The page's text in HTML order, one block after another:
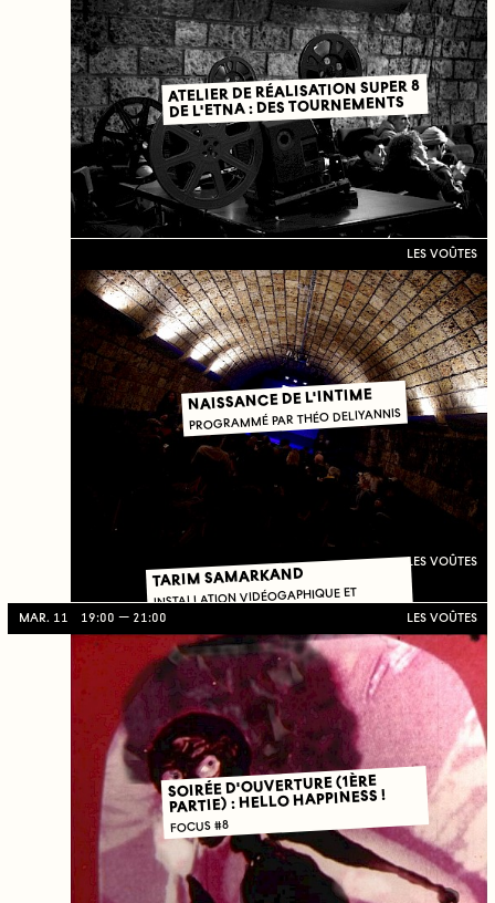
ATELIER DE RÉALISATION SUPER 8
DE L'ETNA : DES TOURNEMENTS
LES VOÛTES
NAISSANCE DE L'INTIME
PROGRAMMÉ PAR THÉO DELIYANNIS
LES VOÛTES
TARIM SAMARKAND
INSTALLATION VIDÉOGAPHIQUE ET
PHOTOGRAPHIQUE
MAR. 11 19:00 21:00 LES VOÛTES
SOIRÉE D'OUVERTURE (1ÈRE
PARTIE) : HELLO HAPPINESS !
FOCUS #8